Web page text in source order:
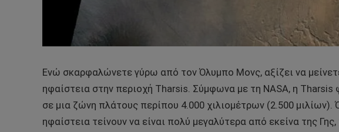
Ενώ σκαρφαλώνετε γύρω από τον Όλυμπο Μονς, αξίζει να
ηφαίστεια στην περιοχή Tharsis. Σύμφωνα με τη NASA, η Tharsis
σε μια ζώνη πλάτους περίπου 4.000 χιλιομέτρων (2.500
ηφαίστεια τείνουν να είναι πολύ μεγαλύτερα από εκείνα της